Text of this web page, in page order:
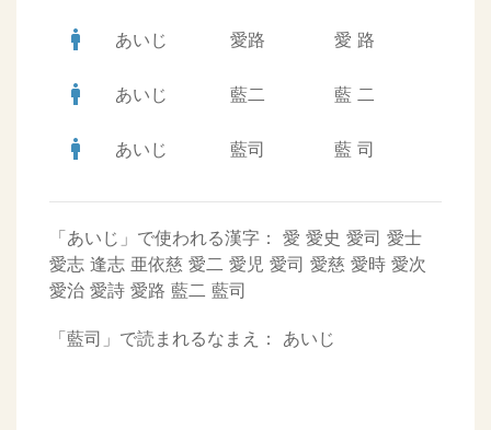
man あいじ 愛路 愛 路
man あいじ 藍二 藍 二
man あいじ 藍司 藍 司
「あいじ」で使われる漢字： 愛 愛史 愛司 愛士
愛志 逢志 亜依慈 愛二 愛児 愛司 愛慈 愛時 愛次
愛治 愛詩 愛路 藍二 藍司
「藍司」で読まれるなまえ： あいじ